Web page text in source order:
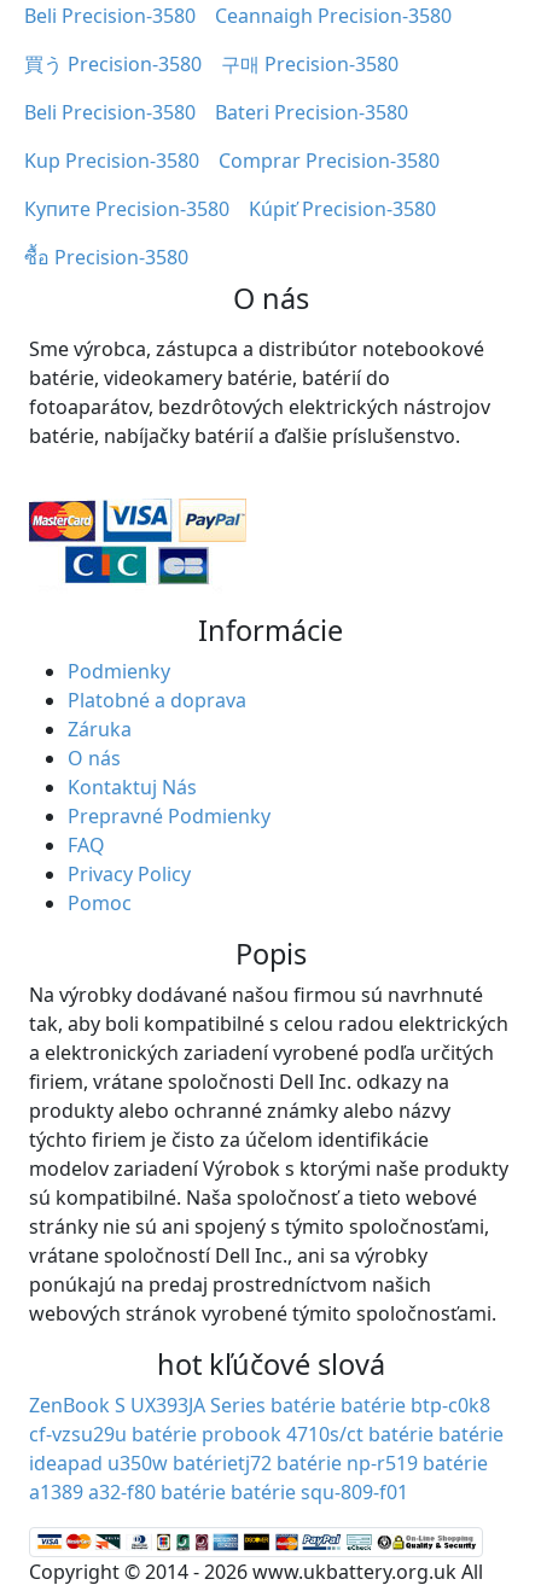
Beli Precision-3580
Ceannaigh Precision-3580
買う Precision-3580
구매 Precision-3580
Beli Precision-3580
Bateri Precision-3580
Kup Precision-3580
Comprar Precision-3580
Купите Precision-3580
Kúpiť Precision-3580
ซื้อ Precision-3580
O nás
Sme výrobca, zástupca a distribútor notebookové
batérie, videokamery batérie, batérií do
fotoaparátov, bezdrôtových elektrických nástrojov
batérie, nabíjačky batérií a ďalšie príslušenstvo.
Informácie
Podmienky
Platobné a doprava
Záruka
O nás
Kontaktuj Nás
Prepravné Podmienky
FAQ
Privacy Policy
Pomoc
Popis
Na výrobky dodávané našou firmou sú navrhnuté
tak, aby boli kompatibilné s celou radou elektrických
a elektronických zariadení vyrobené podľa určitých
firiem, vrátane spoločnosti Dell Inc. odkazy na
produkty alebo ochranné známky alebo názvy
týchto firiem je čisto za účelom identifikácie
modelov zariadení Výrobok s ktorými naše produkty
sú kompatibilné. Naša spoločnosť a tieto webové
stránky nie sú ani spojený s týmito spoločnosťami,
vrátane spoločností Dell Inc., ani sa výrobky
ponúkajú na predaj prostredníctvom našich
webových stránok vyrobené týmito spoločnosťami.
hot kľúčové slová
ZenBook S UX393JA Series batérie batérie btp-c0k8
cf-vzsu29u batérie probook 4710s/ct batérie batérie
ideapad u350w batérietj72 batérie np-r519 batérie
a1389a32-f80 batérie batérie squ-809-f01
Copyright © 2014 - 2026 www.ukbattery.org.uk All